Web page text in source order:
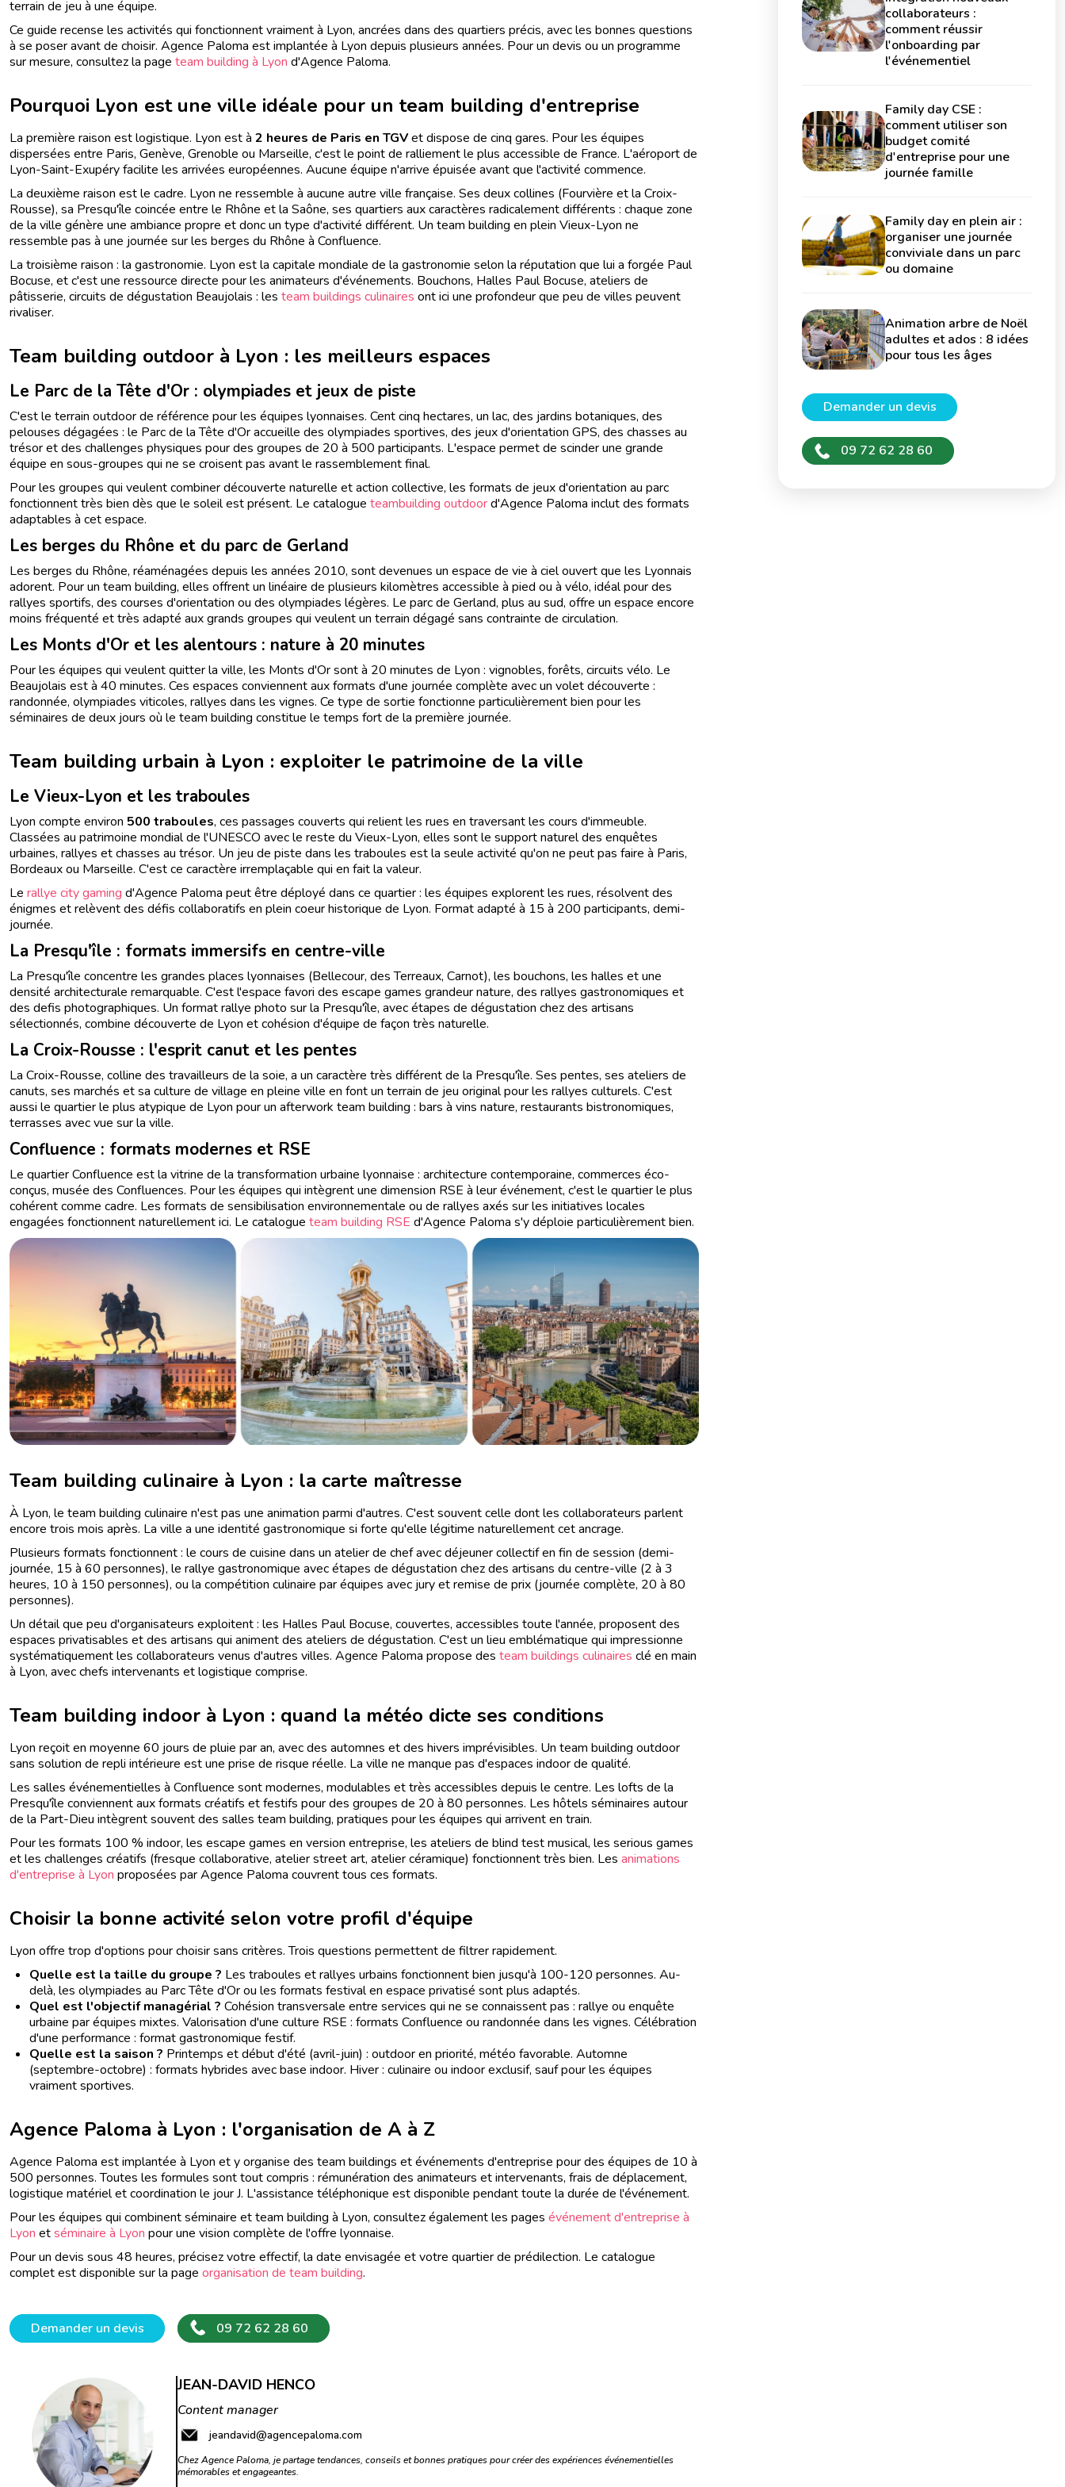
Séminaire Toulouse
terrain de jeu à une équipe.
Ce guide recense les activités qui fonctionnent vraiment à Lyon, ancrées dans des quartiers précis, avec les bonnes questions
à se poser avant de choisir. Agence Paloma est implantée à Lyon depuis plusieurs années. Pour un devis ou un programme
sur mesure, consultez la page team building à Lyon d'Agence Paloma.
Pourquoi Lyon est une ville idéale pour un team building d'entreprise
La première raison est logistique. Lyon est à 2 heures de Paris en TGVet dispose de cinq gares. Pour les équipes
dispersées entre Paris, Genève, Grenoble ou Marseille, c'est le point de ralliement le plus accessible de France. L'aéroport de
Lyon-Saint-Exupéry facilite les arrivées européennes. Aucune équipe n'arrive épuisée avant que l'activité commence.
La deuxième raison est le cadre. Lyon ne ressemble à aucune autre ville française. Ses deux collines (Fourvière et la Croix-
Rousse), sa Presqu'île coincée entre le Rhône et la Saône, ses quartiers aux caractères radicalement différents : chaque zone
de la ville génère une ambiance propre et donc un type d'activité différent. Un team building en plein Vieux-Lyon ne
ressemble pas à une journée sur les berges du Rhône à Confluence.
La troisième raison : la gastronomie. Lyon est la capitale mondiale de la gastronomie selon la réputation que lui a forgée Paul
Bocuse, et c'est une ressource directe pour les animateurs d'événements. Bouchons, Halles Paul Bocuse, ateliers de
pâtisserie, circuits de dégustation Beaujolais : les team buildings culinaires ont ici une profondeur que peu de villes peuvent
rivaliser.
Team building outdoor à Lyon : les meilleurs espaces
Le Parc de la Tête d'Or : olympiades et jeux de piste
C'est le terrain outdoor de référence pour les équipes lyonnaises. Cent cinq hectares, un lac, des jardins botaniques, des
pelouses dégagées : le Parc de la Tête d'Or accueille des olympiades sportives, des jeux d'orientation GPS, des chasses au
trésor et des challenges physiques pour des groupes de 20 à 500 participants. L'espace permet de scinder une grande
équipe en sous-groupes qui ne se croisent pas avant le rassemblement final.
Pour les groupes qui veulent combiner découverte naturelle et action collective, les formats de jeux d'orientation au parc
fonctionnent très bien dès que le soleil est présent. Le catalogue teambuilding outdoord'Agence Paloma inclut des formats
adaptables à cet espace.
Les berges du Rhône et du parc de Gerland
Les berges du Rhône, réaménagées depuis les années 2010, sont devenues un espace de vie à ciel ouvert que les Lyonnais
adorent. Pour un team building, elles offrent un linéaire de plusieurs kilomètres accessible à pied ou à vélo, idéal pour des
rallyes sportifs, des courses d'orientation ou des olympiades légères. Le parc de Gerland, plus au sud, offre un espace encore
moins fréquenté et très adapté aux grands groupes qui veulent un terrain dégagé sans contrainte de circulation.
Les Monts d'Or et les alentours : nature à 20 minutes
Pour les équipes qui veulent quitter la ville, les Monts d'Or sont à 20 minutes de Lyon : vignobles, forêts, circuits vélo. Le
Beaujolais est à 40 minutes. Ces espaces conviennent aux formats d'une journée complète avec un volet découverte :
randonnée, olympiades viticoles, rallyes dans les vignes. Ce type de sortie fonctionne particulièrement bien pour les
séminaires de deux jours où le team building constitue le temps fort de la première journée.
Team building urbain à Lyon : exploiter le patrimoine de la ville
Le Vieux-Lyon et les traboules
Lyon compte environ 500 traboules, ces passages couverts qui relient les rues en traversant les cours d'immeuble.
Classées au patrimoine mondial de l'UNESCO avec le reste du Vieux-Lyon, elles sont le support naturel des enquêtes
urbaines, rallyes et chasses au trésor. Un jeu de piste dans les traboules est la seule activité qu'on ne peut pas faire à Paris,
Bordeaux ou Marseille. C'est ce caractère irremplaçable qui en fait la valeur.
Le rallye city gaming d'Agence Paloma peut être déployé dans ce quartier : les équipes explorent les rues, résolvent des
énigmes et relèvent des défis collaboratifs en plein coeur historique de Lyon. Format adapté à 15 à 200 participants, demi-
journée.
La Presqu'île : formats immersifs en centre-ville
La Presqu'île concentre les grandes places lyonnaises (Bellecour, des Terreaux, Carnot), les bouchons, les halles et une
densité architecturale remarquable. C'est l'espace favori des escape games grandeur nature, des rallyes gastronomiques et
des defis photographiques. Un format rallye photo sur la Presqu'île, avec étapes de dégustation chez des artisans
sélectionnés, combine découverte de Lyon et cohésion d'équipe de façon très naturelle.
La Croix-Rousse : l'esprit canut et les pentes
La Croix-Rousse, colline des travailleurs de la soie, a un caractère très différent de la Presqu'île. Ses pentes, ses ateliers de
canuts, ses marchés et sa culture de village en pleine ville en font un terrain de jeu original pour les rallyes culturels. C'est
aussi le quartier le plus atypique de Lyon pour un afterwork team building : bars à vins nature, restaurants bistronomiques,
terrasses avec vue sur la ville.
Confluence : formats modernes et RSE
Le quartier Confluence est la vitrine de la transformation urbaine lyonnaise : architecture contemporaine, commerces éco-
conçus, musée des Confluences. Pour les équipes qui intègrent une dimension RSE à leur événement, c'est le quartier le plus
cohérent comme cadre. Les formats de sensibilisation environnementale ou de rallyes axés sur les initiatives locales
engagées fonctionnent naturellement ici. Le catalogue team building RSE d'Agence Paloma s'y déploie particulièrement bien.
Team building culinaire à Lyon : la carte maîtresse
À Lyon, le team building culinaire n'est pas une animation parmi d'autres. C'est souvent celle dont les collaborateurs parlent
encore trois mois après. La ville a une identité gastronomique si forte qu'elle légitime naturellement cet ancrage.
Plusieurs formats fonctionnent : le cours de cuisine dans un atelier de chef avec déjeuner collectif en fin de session (demi-
journée, 15 à 60 personnes), le rallye gastronomique avec étapes de dégustation chez des artisans du centre-ville (2 à 3
heures, 10 à 150 personnes), ou la compétition culinaire par équipes avec jury et remise de prix (journée complète, 20 à 80
personnes).
Un détail que peu d'organisateurs exploitent : les Halles Paul Bocuse, couvertes, accessibles toute l'année, proposent des
espaces privatisables et des artisans qui animent des ateliers de dégustation. C'est un lieu emblématique qui impressionne
systématiquement les collaborateurs venus d'autres villes. Agence Paloma propose des team buildings culinaires clé en main
à Lyon, avec chefs intervenants et logistique comprise.
Team building indoor à Lyon : quand la météo dicte ses conditions
Lyon reçoit en moyenne 60 jours de pluie par an, avec des automnes et des hivers imprévisibles. Un team building outdoor
sans solution de repli intérieure est une prise de risque réelle. La ville ne manque pas d'espaces indoor de qualité.
Les salles événementielles à Confluence sont modernes, modulables et très accessibles depuis le centre. Les lofts de la
Presqu'île conviennent aux formats créatifs et festifs pour des groupes de 20 à 80 personnes. Les hôtels séminaires autour
de la Part-Dieu intègrent souvent des salles team building, pratiques pour les équipes qui arrivent en train.
Pour les formats 100 % indoor, les escape games en version entreprise, les ateliers de blind test musical, les serious games
et les challenges créatifs (fresque collaborative, atelier street art, atelier céramique) fonctionnent très bien. Les animations
d'entreprise à Lyon proposées par Agence Paloma couvrent tous ces formats.
Choisir la bonne activité selon votre profil d'équipe
Lyon offre trop d'options pour choisir sans critères. Trois questions permettent de filtrer rapidement.
Quelle est la taille du groupe ? Les traboules et rallyes urbains fonctionnent bien jusqu'à 100-120 personnes. Au-
delà, les olympiades au Parc Tête d'Or ou les formats festival en espace privatisé sont plus adaptés.
Quel est l'objectif managérial ? Cohésion transversale entre services qui ne se connaissent pas : rallye ou enquête
urbaine par équipes mixtes. Valorisation d'une culture RSE : formats Confluence ou randonnée dans les vignes. Célébration
d'une performance : format gastronomique festif.
Quelle est la saison ? Printemps et début d'été (avril-juin) : outdoor en priorité, météo favorable. Automne
(septembre-octobre) : formats hybrides avec base indoor. Hiver : culinaire ou indoor exclusif, sauf pour les équipes
vraiment sportives.
Agence Paloma à Lyon : l'organisation de A à Z
Agence Paloma est implantée à Lyon et y organise des team buildings et événements d'entreprise pour des équipes de 10 à
500 personnes. Toutes les formules sont tout compris : rémunération des animateurs et intervenants, frais de déplacement,
logistique matériel et coordination le jour J. L'assistance téléphonique est disponible pendant toute la durée de l'événement.
Pour les équipes qui combinent séminaire et team building à Lyon, consultez également les pages événement d'entreprise à
Lyon etséminaire à Lyon pour une vision complète de l'offre lyonnaise.
Pour un devis sous 48 heures, précisez votre effectif, la date envisagée et votre quartier de prédilection. Le catalogue
complet est disponible sur la page organisation de team building.
Demander un devis 09 72 62 28 60
JEAN-DAVID HENCO
Content manager
jeandavid@agencepaloma.com
Chez Agence Paloma, je partage tendances, conseils et bonnes pratiques pour créer des expériences événementielles
mémorables et engageantes.
collaborateurs :
comment réussir
l'onboarding par
l'événementiel
Family day CSE :
comment utiliser son
budget comité
d'entreprise pour une
journée famille
Family day en plein air :
organiser une journée
conviviale dans un parc
ou domaine
Animation arbre de Noël
adultes et ados : 8 idées
pour tous les âges
Demander un devis
09 72 62 28 60